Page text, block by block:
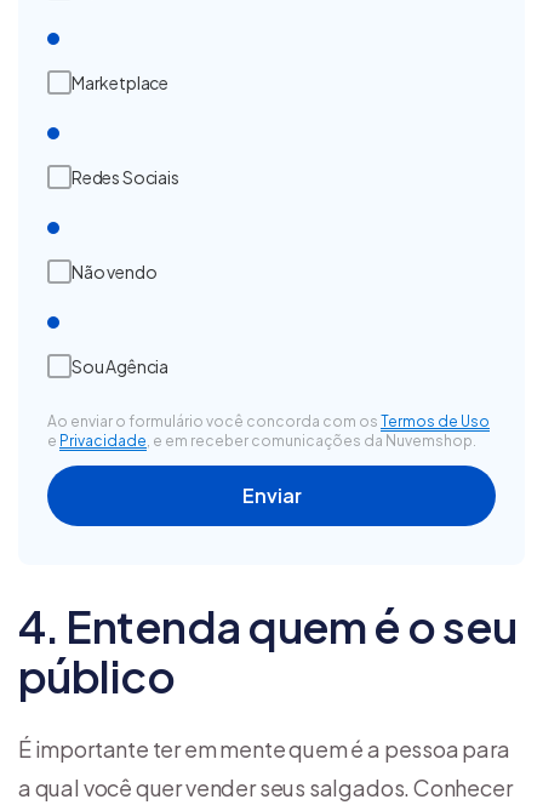
Marketplace
Redes Sociais
Não vendo
Sou Agência
Ao enviar o formulário você concorda com os Termos de Uso
e Privacidade, e em receber comunicações da Nuvemshop.
4. Entenda quem é o seu
público
É importante ter em mente quem é a pessoa para
a qual você quer vender seus salgados. Conhecer